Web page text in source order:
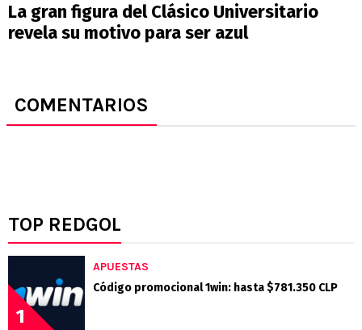
La gran figura del Clásico Universitario
revela su motivo para ser azul
COMENTARIOS
TOP REDGOL
1
APUESTAS
Código promocional 1win: hasta $781.350 CLP